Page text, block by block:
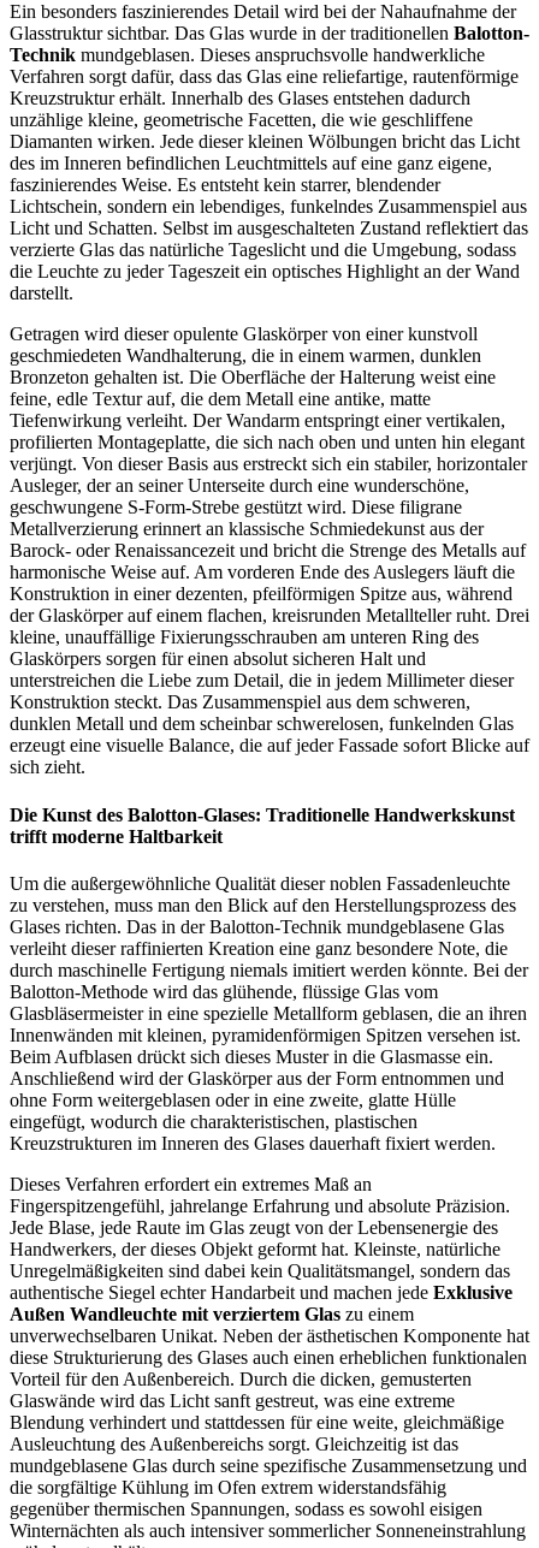
Ein besonders faszinierendes Detail wird bei der Nahaufnahme der
Glasstruktur sichtbar. Das Glas wurde in der traditionellen Balotton-
Technik mundgeblasen. Dieses anspruchsvolle handwerkliche
Verfahren sorgt dafür, dass das Glas eine reliefartige, rautenförmige
Kreuzstruktur erhält. Innerhalb des Glases entstehen dadurch
unzählige kleine, geometrische Facetten, die wie geschliffene
Diamanten wirken. Jede dieser kleinen Wölbungen bricht das Licht
des im Inneren befindlichen Leuchtmittels auf eine ganz eigene,
faszinierendes Weise. Es entsteht kein starrer, blendender
Lichtschein, sondern ein lebendiges, funkelndes Zusammenspiel aus
Licht und Schatten. Selbst im ausgeschalteten Zustand reflektiert das
verzierte Glas das natürliche Tageslicht und die Umgebung, sodass
die Leuchte zu jeder Tageszeit ein optisches Highlight an der Wand
darstellt.
Getragen wird dieser opulente Glaskörper von einer kunstvoll
geschmiedeten Wandhalterung, die in einem warmen, dunklen
Bronzeton gehalten ist. Die Oberfläche der Halterung weist eine
feine, edle Textur auf, die dem Metall eine antike, matte
Tiefenwirkung verleiht. Der Wandarm entspringt einer vertikalen,
profilierten Montageplatte, die sich nach oben und unten hin elegant
verjüngt. Von dieser Basis aus erstreckt sich ein stabiler, horizontaler
Ausleger, der an seiner Unterseite durch eine wunderschöne,
geschwungene S-Form-Strebe gestützt wird. Diese filigrane
Metallverzierung erinnert an klassische Schmiedekunst aus der
Barock- oder Renaissancezeit und bricht die Strenge des Metalls auf
harmonische Weise auf. Am vorderen Ende des Auslegers läuft die
Konstruktion in einer dezenten, pfeilförmigen Spitze aus, während
der Glaskörper auf einem flachen, kreisrunden Metallteller ruht. Drei
kleine, unauffällige Fixierungsschrauben am unteren Ring des
Glaskörpers sorgen für einen absolut sicheren Halt und
unterstreichen die Liebe zum Detail, die in jedem Millimeter dieser
Konstruktion steckt. Das Zusammenspiel aus dem schweren,
dunklen Metall und dem scheinbar schwerelosen, funkelnden Glas
erzeugt eine visuelle Balance, die auf jeder Fassade sofort Blicke auf
sich zieht.
Die Kunst des Balotton-Glases: Traditionelle Handwerkskunst
trifft moderne Haltbarkeit
Um die außergewöhnliche Qualität dieser noblen Fassadenleuchte
zu verstehen, muss man den Blick auf den Herstellungsprozess des
Glases richten. Das in der Balotton-Technik mundgeblasene Glas
verleiht dieser raffinierten Kreation eine ganz besondere Note, die
durch maschinelle Fertigung niemals imitiert werden könnte. Bei der
Balotton-Methode wird das glühende, flüssige Glas vom
Glasbläsermeister in eine spezielle Metallform geblasen, die an ihren
Innenwänden mit kleinen, pyramidenförmigen Spitzen versehen ist.
Beim Aufblasen drückt sich dieses Muster in die Glasmasse ein.
Anschließend wird der Glaskörper aus der Form entnommen und
ohne Form weitergeblasen oder in eine zweite, glatte Hülle
eingefügt, wodurch die charakteristischen, plastischen
Kreuzstrukturen im Inneren des Glases dauerhaft fixiert werden.
Dieses Verfahren erfordert ein extremes Maß an
Fingerspitzengefühl, jahrelange Erfahrung und absolute Präzision.
Jede Blase, jede Raute im Glas zeugt von der Lebensenergie des
Handwerkers, der dieses Objekt geformt hat. Kleinste, natürliche
Unregelmäßigkeiten sind dabei kein Qualitätsmangel, sondern das
authentische Siegel echter Handarbeit und machen jede Exklusive
Außen Wandleuchte mit verziertem Glas zu einem
unverwechselbaren Unikat. Neben der ästhetischen Komponente hat
diese Strukturierung des Glases auch einen erheblichen funktionalen
Vorteil für den Außenbereich. Durch die dicken, gemusterten
Glaswände wird das Licht sanft gestreut, was eine extreme
Blendung verhindert und stattdessen für eine weite, gleichmäßige
Ausleuchtung des Außenbereichs sorgt. Gleichzeitig ist das
mundgeblasene Glas durch seine spezifische Zusammensetzung und
die sorgfältige Kühlung im Ofen extrem widerstandsfähig
gegenüber thermischen Spannungen, sodass es sowohl eisigen
Winternächten als auch intensiver sommerlicher Sonneneinstrahlung